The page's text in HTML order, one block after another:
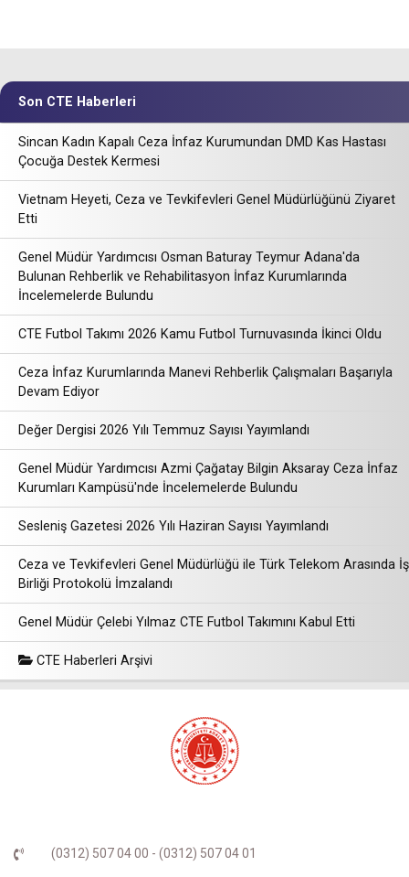
Son CTE Haberleri
Sincan Kadın Kapalı Ceza İnfaz Kurumundan DMD Kas Hastası
Çocuğa Destek Kermesi
Vietnam Heyeti, Ceza ve Tevkifevleri Genel Müdürlüğünü Ziyaret
Etti
Genel Müdür Yardımcısı Osman Baturay Teymur Adana'da
Bulunan Rehberlik ve Rehabilitasyon İnfaz Kurumlarında
İncelemelerde Bulundu
CTE Futbol Takımı 2026 Kamu Futbol Turnuvasında İkinci Oldu
Ceza İnfaz Kurumlarında Manevi Rehberlik Çalışmaları Başarıyla
Devam Ediyor
Değer Dergisi 2026 Yılı Temmuz Sayısı Yayımlandı
Genel Müdür Yardımcısı Azmi Çağatay Bilgin Aksaray Ceza İnfaz
Kurumları Kampüsü'nde İncelemelerde Bulundu
Sesleniş Gazetesi 2026 Yılı Haziran Sayısı Yayımlandı
Ceza ve Tevkifevleri Genel Müdürlüğü ile Türk Telekom Arasında İş
Birliği Protokolü İmzalandı
Genel Müdür Çelebi Yılmaz CTE Futbol Takımını Kabul Etti
CTE Haberleri Arşivi
(0312) 507 04 00 - (0312) 507 04 01